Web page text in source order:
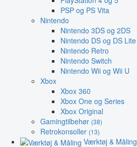
PSP og PS Vita
Nintendo
Nintendo 3DS og 2DS
Nintendo DS og DS Lite
Nintendo Retro
Nintendo Switch
Nintendo Wii og Wii U
Xbox
Xbox 360
Xbox One og Series
Xbox Original
Gamingtilbehør (38)
Retrokonsoller (13)
Værktøj & Måling